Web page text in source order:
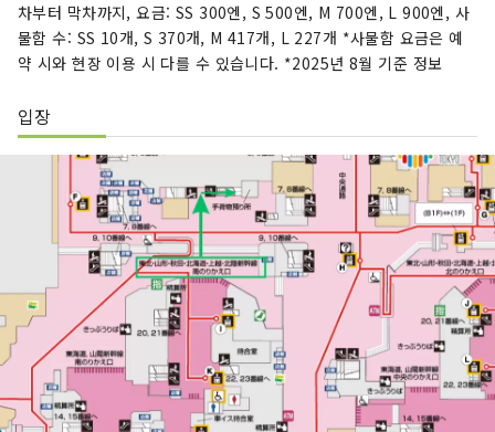
차부터 막차까지, 요금: SS 300엔, S 500엔, M 700엔, L 900엔, 사
물함 수: SS 10개, S 370개, M 417개, L 227개 *사물함 요금은 예
약 시와 현장 이용 시 다를 수 있습니다. *2025년 8월 기준 정보
입장